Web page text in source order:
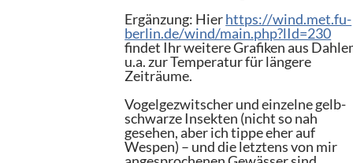
Ergänzung: Hierhttps://wind.met.fu-
berlin.de/wind/main.php?lId=230
findet Ihr weitere Grafiken aus
u.a. zur Temperatur für längere
Zeiträume.
Vogelgezwitscher und einzelne gelb-
schwarze Insekten (nicht so nah
gesehen, aber ich tippe eher auf
Wespen) – und die letztens von mir